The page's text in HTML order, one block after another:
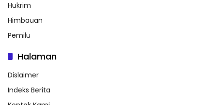
Hukrim
Himbauan
Pemilu
Halaman
Dislaimer
Indeks Berita